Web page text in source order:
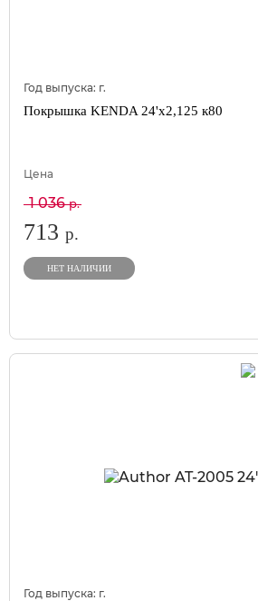
Год выпуска: г.
Покрышка KENDA 24'х2,125 к80
Цена
1 036р.
713 р.
НЕТ НАЛИЧИИ
Год выпуска: г.